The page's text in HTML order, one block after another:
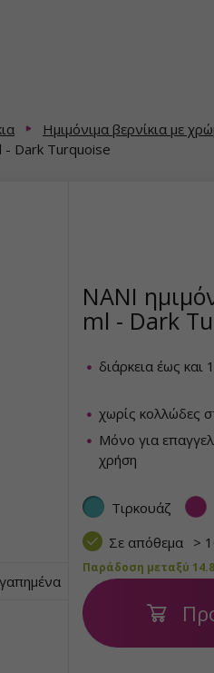
Ημιμόνιμα βερνίκια με
- Dark Turquoise
NANI
ml - Dark
διάρκεια έως και
χωρίς κολλώδες
Μόνο για
χρήση
Τιρκουάζ
Σε απόθεμα >
Παράδοση μεταξύ